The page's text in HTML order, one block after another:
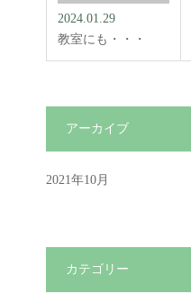
2024.01.29
教室にも・・・
アーカイブ
2021年10月
カテゴリー